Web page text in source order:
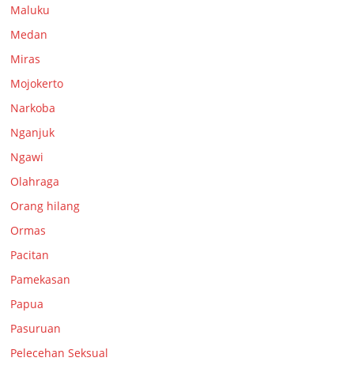
Maluku
Medan
Miras
Mojokerto
Narkoba
Nganjuk
Ngawi
Olahraga
Orang hilang
Ormas
Pacitan
Pamekasan
Papua
Pasuruan
Pelecehan Seksual